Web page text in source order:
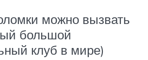
можно вызвать
большой
клуб в мире)